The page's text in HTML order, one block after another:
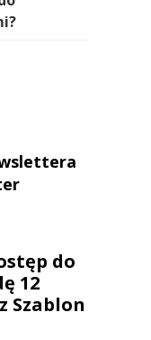
do
12
Szablon